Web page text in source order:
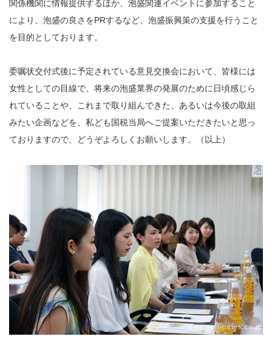
関係機関に情報提供するほか、泡盛関連イベントに参加すること
により、泡盛の良さをPRするなど、泡盛振興策の支援を行うこと
を目的としております。
委嘱状交付式後に予定されている意見交換会において、皆様には
女性としての目線で、将来の泡盛業界の発展のために日頃感じら
れていることや、これまで取り組んできた、あるいは今後の取組
みたい企画などを、私ども国税当局へご提案いただきたいと思っ
ておりますので、どうぞよろしくお願いします。（以上）